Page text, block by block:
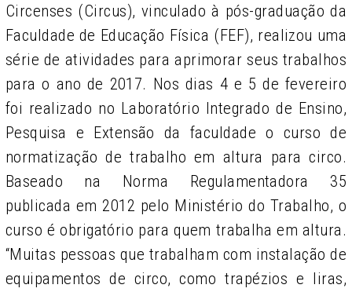
Circenses (Circus), vinculado à pós-graduação da
Faculdade de Educação Física (FEF), realizou uma
série de atividades para aprimorar seus trabalhos
para o ano de 2017. Nos dias 4 e 5 de fevereiro
foi realizado no Laboratório Integrado de Ensino,
Pesquisa e Extensão da faculdade o curso de
normatização de trabalho em altura para circo.
Baseado na Norma Regulamentadora 35
publicada em 2012 pelo Ministério do Trabalho, o
curso é obrigatório para quem trabalha em altura.
“Muitas pessoas que trabalham com instalação de
equipamentos de circo, como trapézios e liras,